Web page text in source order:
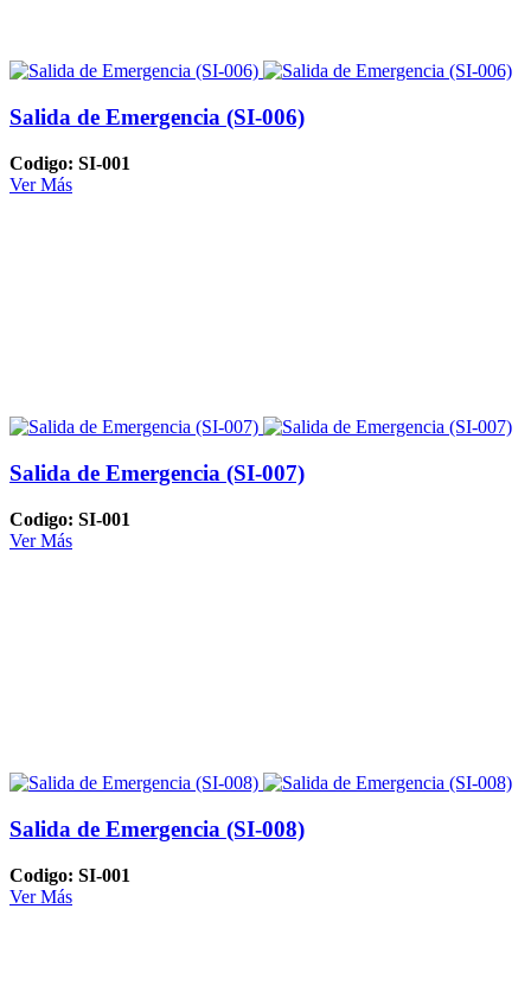
Salida de Emergencia (SI-006)
Codigo: SI-001
Ver Más
Salida de Emergencia (SI-007)
Codigo: SI-001
Ver Más
Salida de Emergencia (SI-008)
Codigo: SI-001
Ver Más